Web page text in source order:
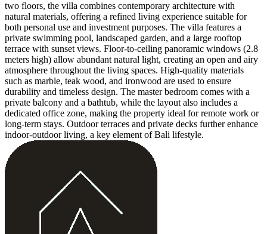
two floors, the villa combines contemporary architecture with
natural materials, offering a refined living experience suitable for
both personal use and investment purposes. The villa features a
private swimming pool, landscaped garden, and a large rooftop
terrace with sunset views. Floor-to-ceiling panoramic windows (2.8
meters high) allow abundant natural light, creating an open and airy
atmosphere throughout the living spaces. High-quality materials
such as marble, teak wood, and ironwood are used to ensure
durability and timeless design. The master bedroom comes with a
private balcony and a bathtub, while the layout also includes a
dedicated office zone, making the property ideal for remote work or
long-term stays. Outdoor terraces and private decks further enhance
indoor-outdoor living, a key element of Bali lifestyle.